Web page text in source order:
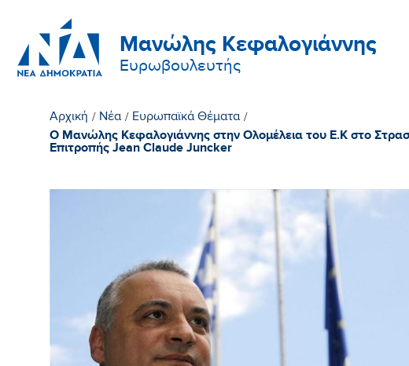
Μανώλης Κεφαλογιάννης
Ευρωβουλευτής
Αρχική / Νέα / Ευρωπαϊκά Θέματα /
Ο Μανώλης Κεφαλογιάννης στην Ολομέλεια του Ε.Κ στο
Επιτροπής Jean Claude Juncker